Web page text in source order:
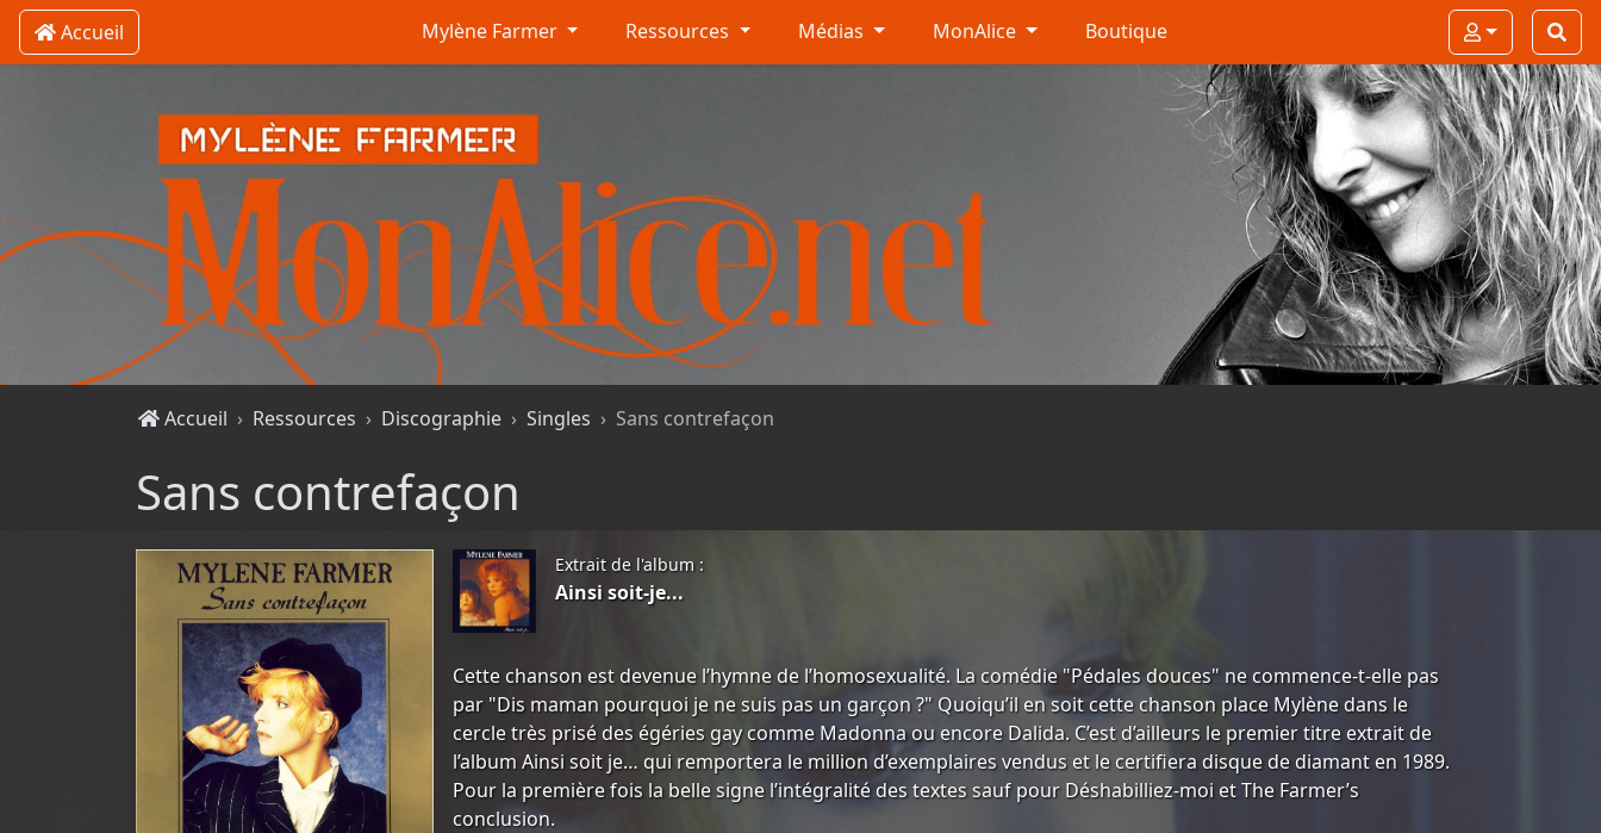
Accueil Mylène Farmer Ressources Médias MonAlice Boutique
Accueil Ressources Discographie Singles Sans contrefaçon
Sans contrefaçon
Extrait de l'album :
Ainsi soit-je...
Cette chanson est devenue l’hymne de l’homosexualité. La comédie "Pédales douces" ne commence-t-elle pas
par "Dis maman pourquoi je ne suis pas un garçon ?" Quoiqu’il en soit cette chanson place Mylène dans le
cercle très prisé des égéries gay comme Madonna ou encore Dalida. C’est d’ailleurs le premier titre extrait de
l’album Ainsi soit je… qui remportera le million d’exemplaires vendus et le certifiera disque de diamant en 1989.
Pour la première fois la belle signe l’intégralité des textes sauf pour Déshabilliez-moi et The Farmer’s
conclusion.